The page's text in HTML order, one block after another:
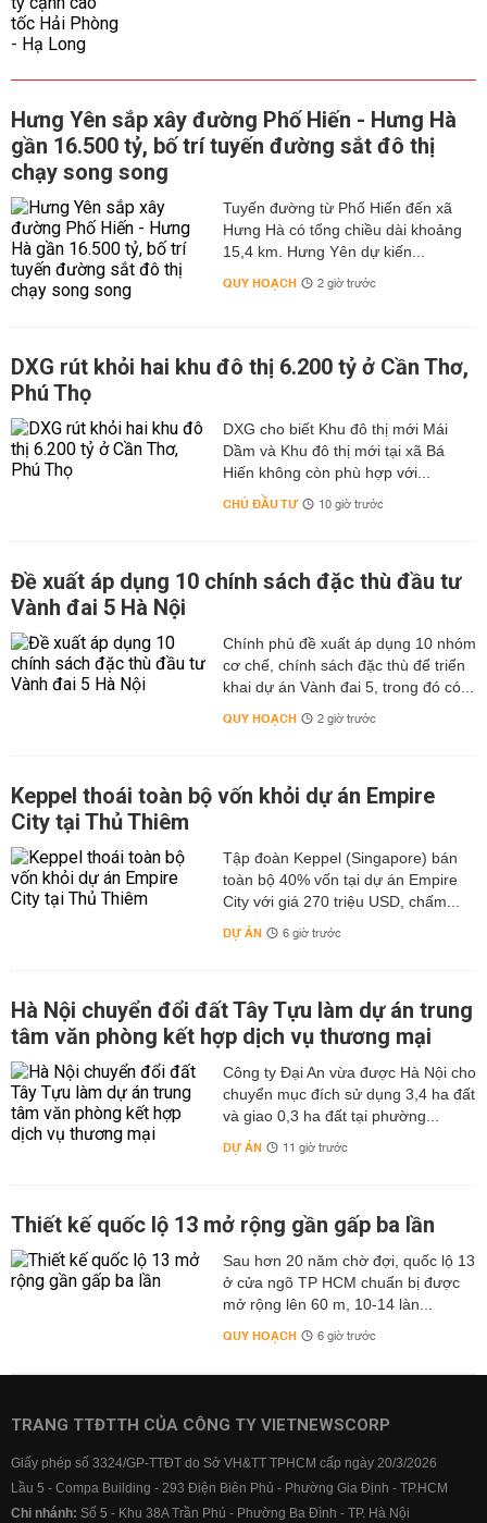
Hưng Yên sắp xây đường Phố Hiến - Hưng Hà
gần 16.500 tỷ, bố trí tuyến đường sắt đô thị
chạy song song
Tuyến đường từ Phố Hiến đến xã
Hưng Hà có tổng chiều dài khoảng
15,4 km. Hưng Yên dự kiến...
QUY HOẠCH 2 giờ trước
DXG rút khỏi hai khu đô thị 6.200 tỷ ở Cần Thơ,
Phú Thọ
DXG cho biết Khu đô thị mới Mái
Dầm và Khu đô thị mới tại xã Bá
Hiến không còn phù hợp với...
CHỦ ĐẦU TƯ 10 giờ trước
Đề xuất áp dụng 10 chính sách đặc thù đầu tư
Vành đai 5 Hà Nội
Chính phủ đề xuất áp dụng 10 nhóm
cơ chế, chính sách đặc thù để triển
khai dự án Vành đai 5, trong đó có...
QUY HOẠCH 2 giờ trước
Keppel thoái toàn bộ vốn khỏi dự án Empire
City tại Thủ Thiêm
Tập đoàn Keppel (Singapore) bán
toàn bộ 40% vốn tại dự án Empire
City với giá 270 triệu USD, chấm...
DỰ ÁN 6 giờ trước
Hà Nội chuyển đổi đất Tây Tựu làm dự án trung
tâm văn phòng kết hợp dịch vụ thương mại
Công ty Đại An vừa được Hà Nội cho
chuyển mục đích sử dụng 3,4 ha đất
và giao 0,3 ha đất tại phường...
DỰ ÁN 11 giờ trước
Thiết kế quốc lộ 13 mở rộng gần gấp ba lần
Sau hơn 20 năm chờ đợi, quốc lộ 13
ở cửa ngõ TP HCM chuẩn bị được
mở rộng lên 60 m, 10-14 làn...
QUY HOẠCH 6 giờ trước
TRANG TTĐTTH CỦA CÔNG TY VIETNEWSCORP
Giấy phép số 3324/GP-TTĐT do Sở VH&TT TPHCM cấp ngày 20/3/2026
Lầu 5 - Compa Building - 293 Điện Biên Phủ - Phường Gia Định - TP.HCM
Chi nhánh: Số 5 - Khu 38A Trần Phú - Phường Ba Đình - TP. Hà Nội